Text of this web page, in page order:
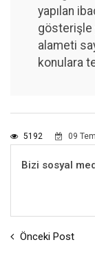
yapılan
gösterişle
alameti
konulara
5192 09
Bizi sosyal
Önceki Post